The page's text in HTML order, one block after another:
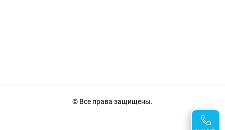
© Все права защищены.